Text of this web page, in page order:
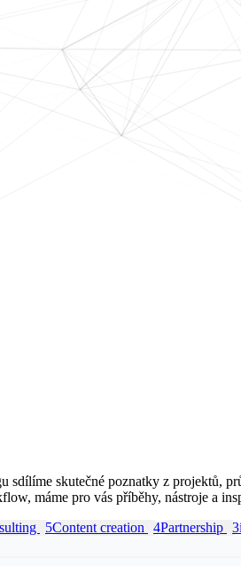
skutečné poznatky z projektů,
máme pro vás příběhy, nástroje a
5Content creation 4Partnership 3